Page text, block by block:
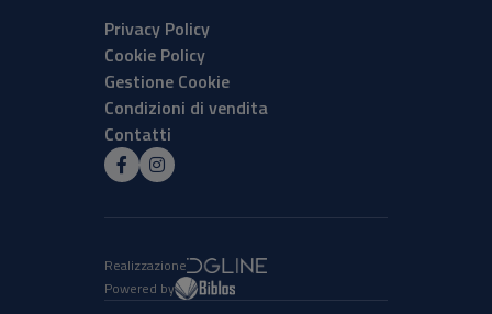
Privacy Policy
Cookie Policy
Gestione Cookie
Condizioni di vendita
Contatti
Realizzazione
Powered by